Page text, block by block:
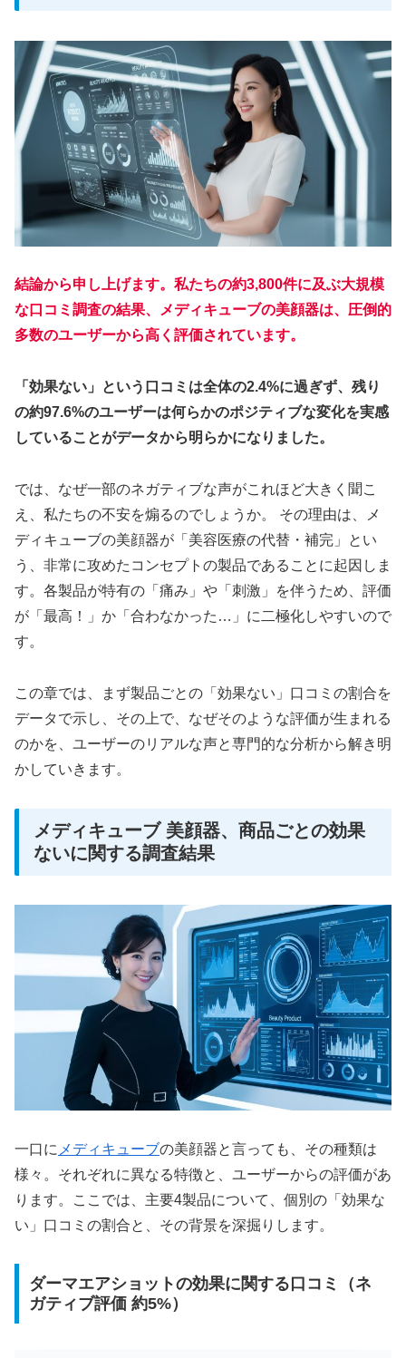
結論から申し上げます。私たちの約3,800件に及ぶ大規模
な口コミ調査の結果、メディキューブの美顔器は、圧倒的
多数のユーザーから高く評価されています。
「効果ない」という口コミは全体の2.4%に過ぎず、残り
の約97.6%のユーザーは何らかのポジティブな変化を実感
していることがデータから明らかになりました。
では、なぜ一部のネガティブな声がこれほど大きく聞こ
え、私たちの不安を煽るのでしょうか。 その理由は、メ
ディキューブの美顔器が「美容医療の代替・補完」とい
う、非常に攻めたコンセプトの製品であることに起因しま
す。各製品が特有の「痛み」や「刺激」を伴うため、評価
が「最高！」か「合わなかった…」に二極化しやすいので
す。
この章では、まず製品ごとの「効果ない」口コミの割合を
データで示し、その上で、なぜそのような評価が生まれる
のかを、ユーザーのリアルな声と専門的な分析から解き明
かしていきます。
メディキューブ 美顔器、商品ごとの効果
ないに関する調査結果
一口に メディキューブの美顔器と言っても、その種類は
様々。それぞれに異なる特徴と、ユーザーからの評価があ
ります。ここでは、主要4製品について、個別の「効果な
い」口コミの割合と、その背景を深掘りします。
ダーマエアショットの効果に関する口コミ（ネ
ガティブ評価 約5%）